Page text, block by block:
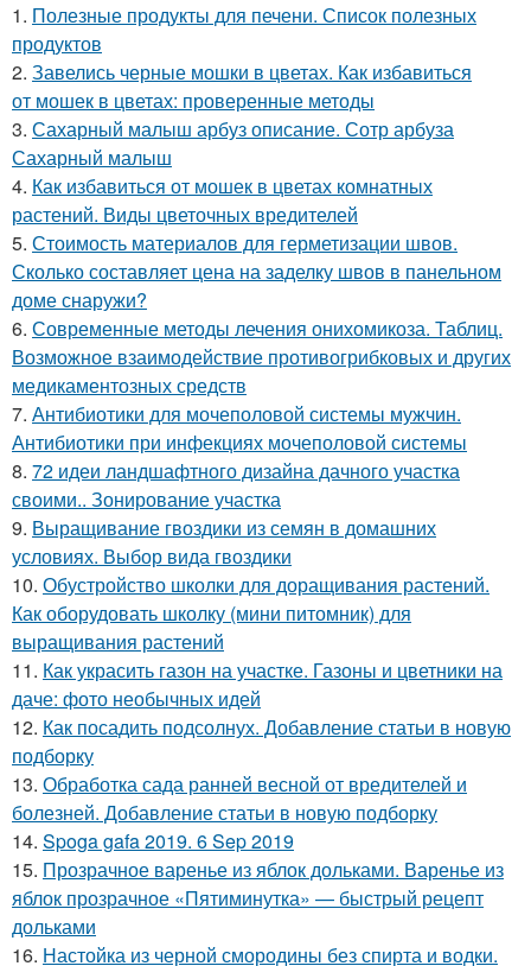
1. Полезные продукты для печени. Список полезных
продуктов
2. Завелись черные мошки в цветах. Как избавиться
от мошек в цветах: проверенные методы
3. Сахарный малыш арбуз описание. Сотр арбуза
Сахарный малыш
4. Как избавиться от мошек в цветах комнатных
растений. Виды цветочных вредителей
5. Стоимость материалов для герметизации швов.
Сколько составляет цена на заделку швов в панельном
доме снаружи?
6. Современные методы лечения онихомикоза. Таблиц.
Возможное взаимодействие противогрибковых и других
медикаментозных средств
7. Антибиотики для мочеполовой системы мужчин.
Антибиотики при инфекциях мочеполовой системы
8. 72 идеи ландшафтного дизайна дачного участка
своими.. Зонирование участка
9. Выращивание гвоздики из семян в домашних
условиях. Выбор вида гвоздики
10. Обустройство школки для доращивания растений.
Как оборудовать школку (мини питомник) для
выращивания растений
11. Как украсить газон на участке. Газоны и цветники на
даче: фото необычных идей
12. Как посадить подсолнух. Добавление статьи в новую
подборку
13. Обработка сада ранней весной от вредителей и
болезней. Добавление статьи в новую подборку
14. Spoga gafa 2019. 6 Sep 2019
15. Прозрачное варенье из яблок дольками. Варенье из
яблок прозрачное «Пятиминутка» — быстрый рецепт
дольками
16. Настойка из черной смородины без спирта и водки.